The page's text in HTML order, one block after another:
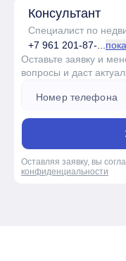
Консультант
Специалист по
+7 961 201-87-...
Оставьте заявку и
вопросы и даст
Оставляя заявку, вы
конфиденциальности